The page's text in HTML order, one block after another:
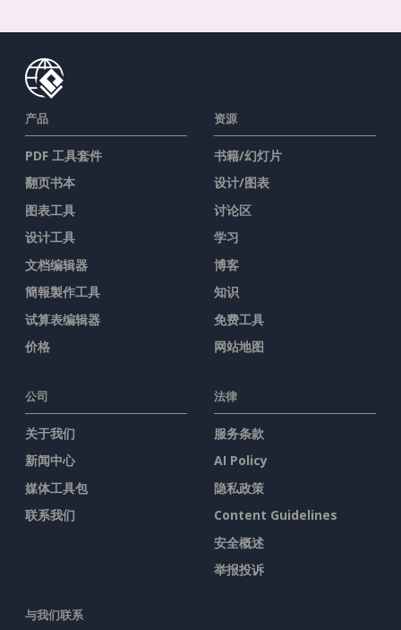
产品
PDF 工具套件
翻页书本
图表工具
设计工具
文档编辑器
簡報製作工具
试算表编辑器
价格
资源
书籍/幻灯片
设计/图表
讨论区
学习
博客
知识
免费工具
网站地图
公司
关于我们
新闻中心
媒体工具包
联系我们
法律
服务条款
AI Policy
隐私政策
Content Guidelines
安全概述
举报投诉
与我们联系